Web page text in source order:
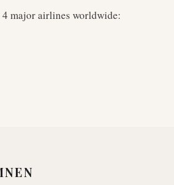
4 major airlines worldwide: